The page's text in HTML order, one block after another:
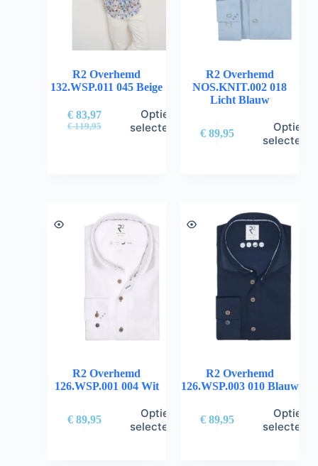
R2 Overhemd
132.WSP.011 045 Beige
€119,95
€83,97
Opties
selecteren
R2 Overhemd
NOS.KNIT.002 018
Licht Blauw
€89,95
Opties
selecteren
R2 Overhemd
126.WSP.001 004 Wit
€89,95
Opties
selecteren
R2 Overhemd
126.WSP.003 010 Blauw
€89,95
Opties
selecteren